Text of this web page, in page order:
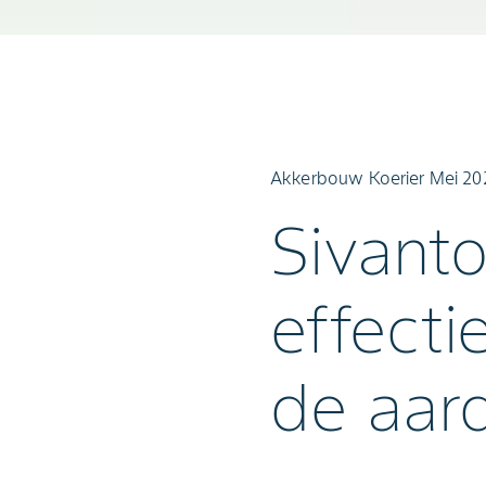
Akkerbouw Koerier Mei
de